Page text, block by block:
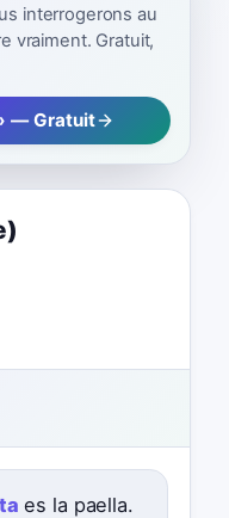
interrogerons au
vraiment. Gratuit,
— Gratuit
es la paella.